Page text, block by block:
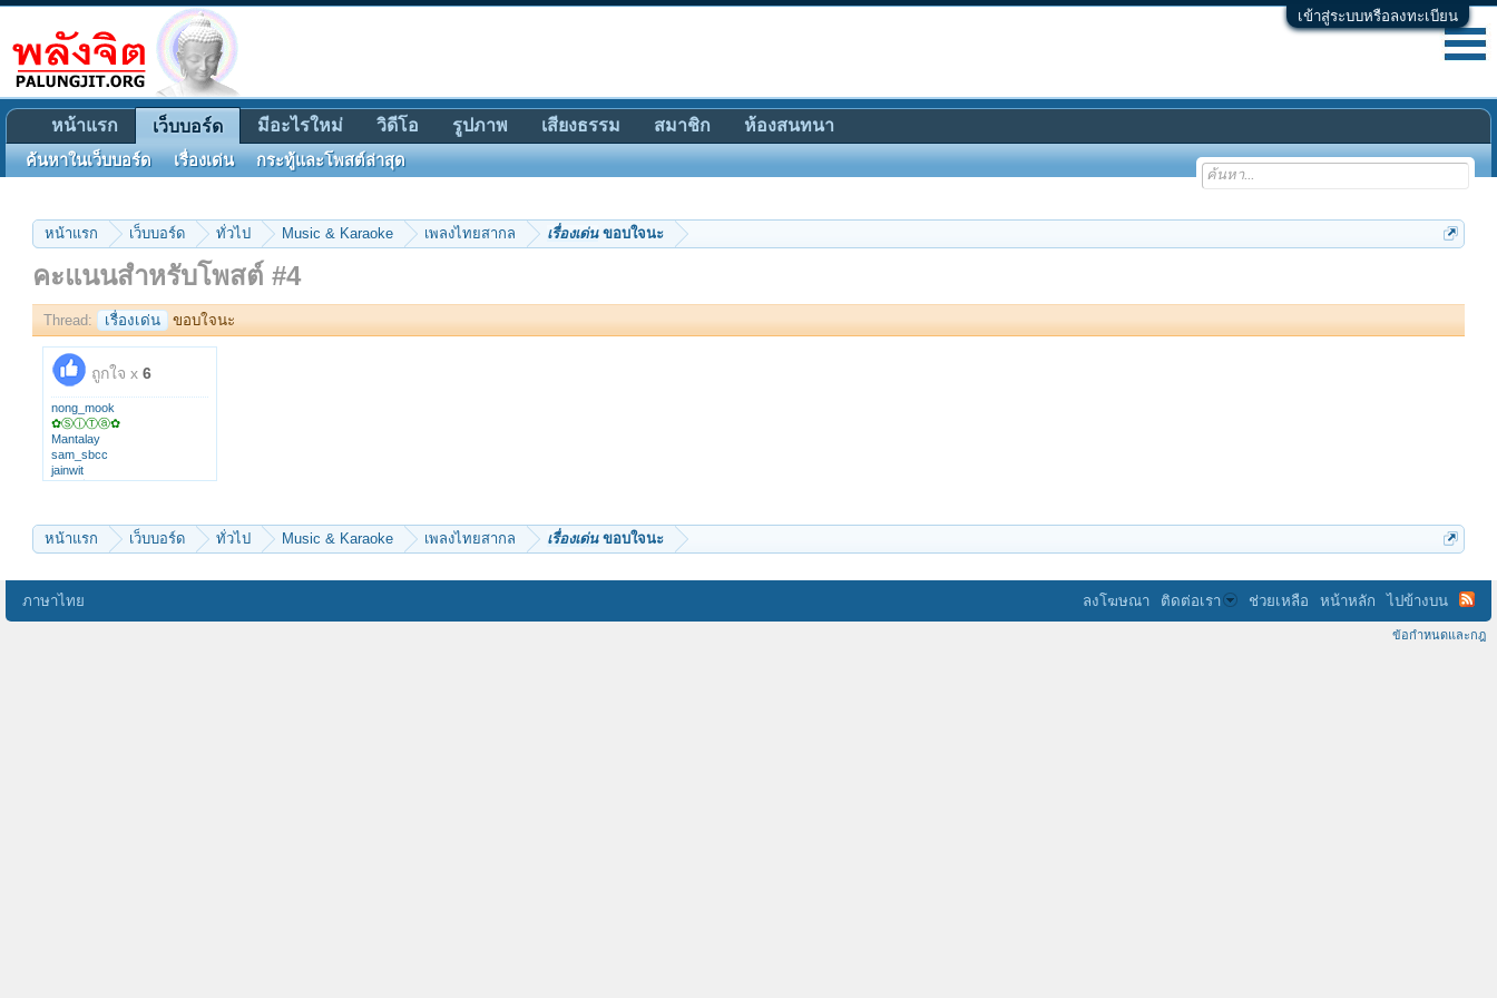
เข้าสู่ระบบหรือลงทะเบียน
หน้าแรก เว็บบอร์ด ทั่วไป Music & Karaoke เพลงไทยสากล เรื่องเด่นขอบใจนะ
คะแนนสำหรับโพสต์ #4
Thread: เรื่องเด่น ขอบใจนะ
ถูกใจ x 6
nong_mook
✿ⓈⓘⓉⓐ✿
Mantalay
sam_sbcc
jainwit
เกตุวดี
หน้าแรก เว็บบอร์ด ทั่วไป Music & Karaoke เพลงไทยสากล เรื่องเด่นขอบใจนะ
หน้าแรก เว็บบอร์ด
ค้นหาในเว็บบอร์ด เรื่องเด่น กระทู้และโพสต์ล่าสุด
มีอะไรใหม่ วิดีโอ รูปภาพ เสียงธรรม สมาชิก ห้องสนทนา
ภาษาไทย ลงโฆษณา ติดต่อเรา ช่วยเหลือ หน้าหลัก ไปข้างบน
ข้อกำหนดและกฎ